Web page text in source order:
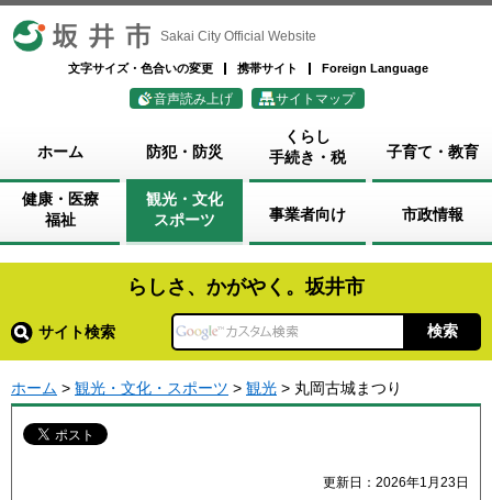
坂井市 Sakai City Official Website
文字サイズ・色合いの変更 携帯サイト Foreign Language
音声読み上げ サイトマップ
ホーム 防犯・防災
くらし
手続き・税
子育て・教育
健康・医療
福祉
観光・文化
スポーツ
事業者向け 市政情報
らしさ、かがやく。坂井市
サイト検索
ホーム > 観光・文化・スポーツ > 観光 > 丸岡古城まつり
更新日：2026年1月23日